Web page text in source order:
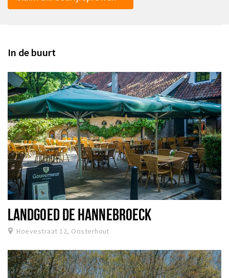
In de buurt
LANDGOED DE HANNEBROECK
Hoevestraat 12, Oosterhout